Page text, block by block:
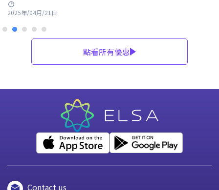
2025年/04月/21日
點看所有優惠
Contact us